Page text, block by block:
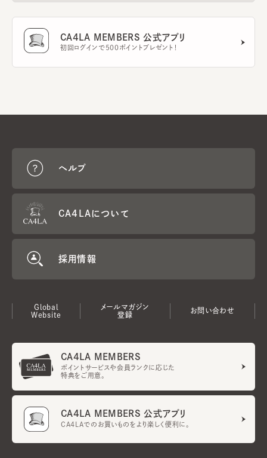
CA4LA MEMBERS 公式アプリ
初回ログインで500ポイントプレゼント！
ヘルプ
CA4LAについて
採用情報
Global
Website
メールマガジン
登録
お問い合わせ
CA4LA MEMBERS
ポイントサービスや会員ランクに応じた
特典をご用意。
CA4LA MEMBERS 公式アプリ
CA4LAでのお買いものをより楽しく便利に。